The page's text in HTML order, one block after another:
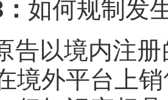
如何规制发
告以境内注
境外平台上